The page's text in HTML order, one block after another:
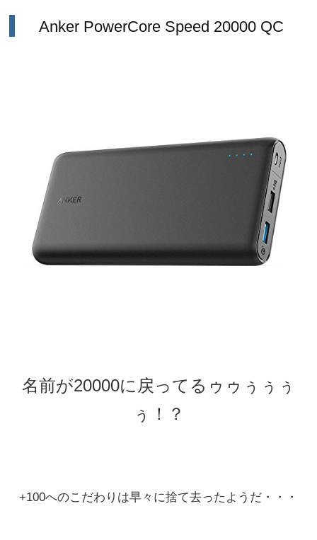
Anker PowerCore Speed 20000 QC
名前が20000に戻ってるゥゥぅぅぅ
ぅ！？
+100へのこだわりは早々に捨て去ったようだ・・・